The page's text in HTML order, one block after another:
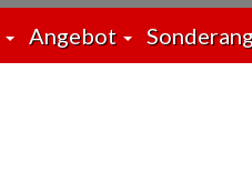
Angebot